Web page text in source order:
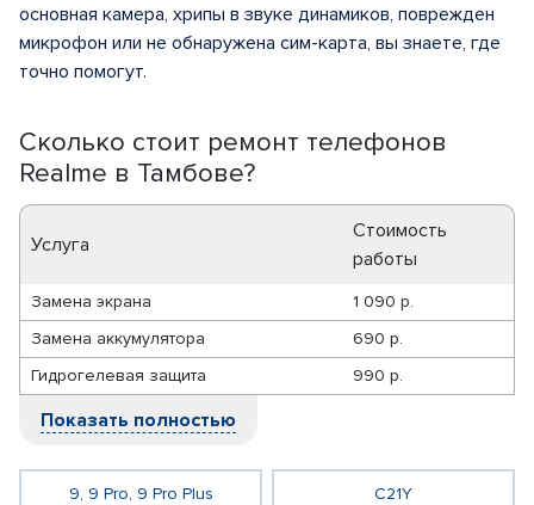
Сколько стоит ремонт телефонов
Realme в Тамбове?
Услуга
Стоимость
работы
Замена экрана
1 090 р.
Замена аккумулятора
690 р.
Гидрогелевая защита
990 р.
Показать полностью
9, 9 Pro, 9 Pro Plus C21Y
основная камера, хрипы в звуке динамиков, поврежден
микрофон или не обнаружена сим-карта, вы знаете, где
точно помогут.